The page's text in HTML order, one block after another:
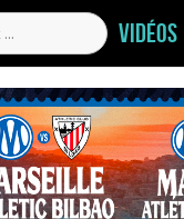
Vidéos